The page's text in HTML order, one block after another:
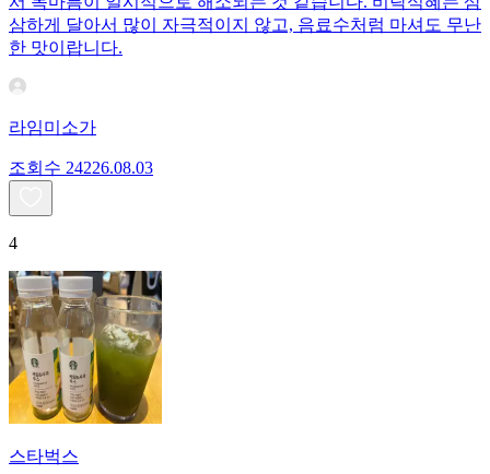
삼하게 달아서 많이 자극적이지 않고, 음료수처럼 마셔도 무난
한 맛이랍니다.
라임미소가
조회수 24226.08.03
4
스타벅스